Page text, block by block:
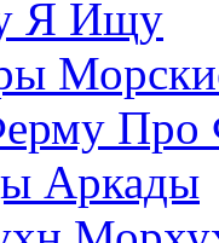
Я Ищу
Про
Аркады